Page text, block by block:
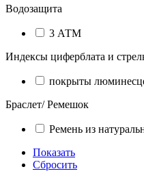
Водозащита
3 АТМ
Индексы циферблата и
покрыты
Браслет/ Ремешок
Ремень из
Показать
Сбросить